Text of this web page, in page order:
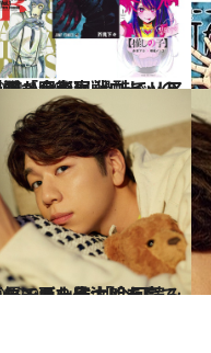
酷でリアルな「令和ヒーロー」の系譜チャー
今回読み返してまた号泣しました」チャー